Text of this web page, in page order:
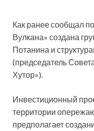
Как ранее сообщал
Вулкана» создана
Потанина и
(председатель
Хутор»).
Инвестиционный
территории
предполагает